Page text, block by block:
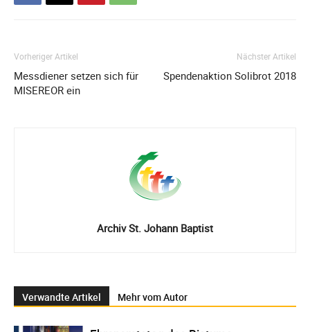
Vorheriger Artikel
Messdiener setzen sich für
MISEREOR ein
Nächster Artikel
Spendenaktion Solibrot 2018
Archiv St. Johann Baptist
Verwandte Artikel Mehr vom Autor